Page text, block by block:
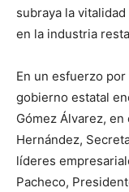
subraya la
en la industria
En un esfuerzo
gobierno estatal
Gómez Álvarez,
Hernández,
líderes
Pacheco,